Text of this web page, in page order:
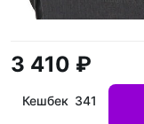
3 410 ₽
Кешбек 341